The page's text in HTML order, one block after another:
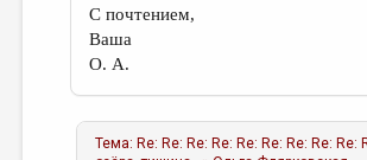
С почтением,
Ваша
О. А.
Тема: Re: Re: Re: Re: Re: Re: Re: Re: Re: